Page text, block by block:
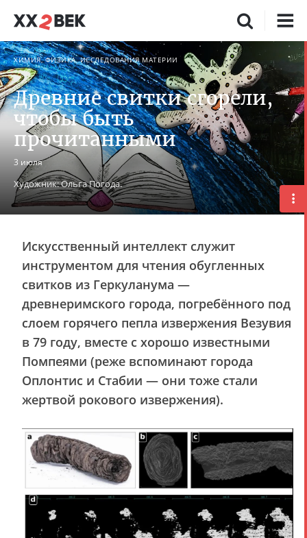
ХИМИЯ, ФИЗИКА, ИССЛЕДОВАНИЯ МАТЕРИИ
Древние свитки сгорели,
чтобы быть
прочитанными
3 июля
Художник: Ольга Погода.
Искусственный интеллект служит
инструментом для чтения обугленных
свитков из Геркуланума —
древнеримского города, погребённого под
слоем горячего пепла извержения Везувия
в 79 году, вместе с хорошо известными
Помпеями (реже вспоминают города
Оплонтис и Стабии — они тоже стали
жертвой рокового извержения).